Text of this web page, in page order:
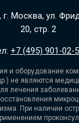
Москва, ул.
20, стр. 2
+7 (495) 901-02-
и оборудование
не являются
лечения
При наличии